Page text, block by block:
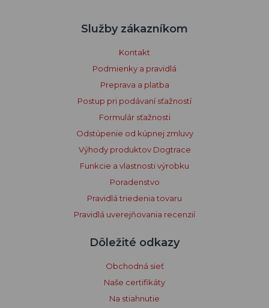
Služby zákazníkom
Kontakt
Podmienky a pravidlá
Preprava a platba
Postup pri podávaní sťažností
Formulár sťažnosti
Odstúpenie od kúpnej zmluvy
Výhody produktov Dogtrace
Funkcie a vlastnosti výrobku
Poradenstvo
Pravidlá triedenia tovaru
Pravidlá uverejňovania recenzií
Dôležité odkazy
Obchodná sieť
Naše certifikáty
Na stiahnutie